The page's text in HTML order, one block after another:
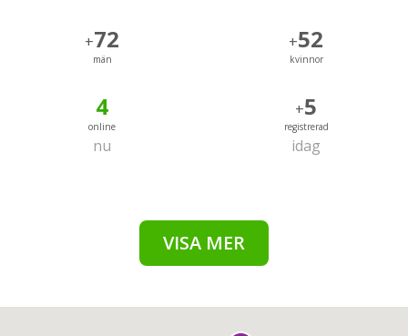
+72
män
+52
kvinnor
4
online
nu
+5
registrerad
idag
VISA MER